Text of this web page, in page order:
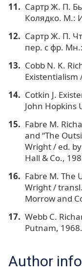
Сартр Ж. П.
Колядко. М.:
Сартр Ж. П.
пер. с фр.
Cobb N. K.
Existentialism
Cotkin J.
John Hopkins
Fabre M.
and “The
Wright / ed.
Hall & Co.,
Fabre M. The
Wright /
Morrow and
Webb C.
Putnam, 1968.
Author